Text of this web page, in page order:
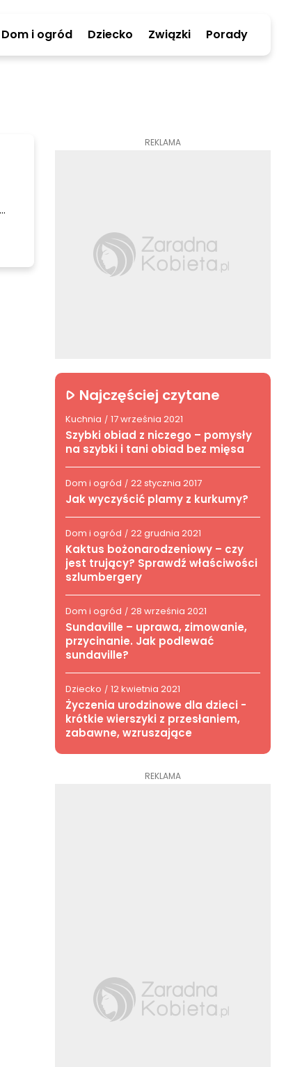
Dom i ogród Dziecko Związki Porady
REKLAMA
Najczęściej czytane
Kuchnia / 17 września 2021
Szybki obiad z niczego – pomysły
na szybki i tani obiad bez mięsa
Dom i ogród / 22 stycznia 2017
Jak wyczyścić plamy z kurkumy?
Dom i ogród / 22 grudnia 2021
Kaktus bożonarodzeniowy – czy
jest trujący? Sprawdź właściwości
szlumbergery
Dom i ogród / 28 września 2021
Sundaville – uprawa, zimowanie,
przycinanie. Jak podlewać
sundaville?
Dziecko / 12 kwietnia 2021
Życzenia urodzinowe dla dzieci -
krótkie wierszyki z przesłaniem,
zabawne, wzruszające
REKLAMA